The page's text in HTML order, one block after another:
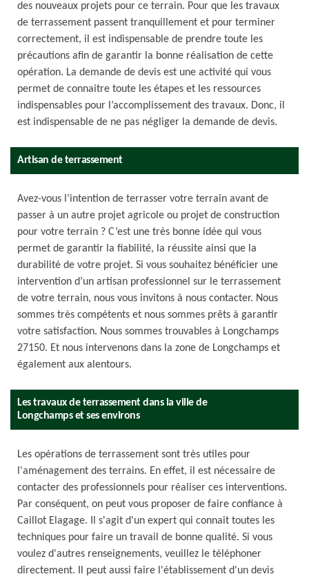
des nouveaux projets pour ce terrain. Pour que les travaux
de terrassement passent tranquillement et pour terminer
correctement, il est indispensable de prendre toute les
précautions afin de garantir la bonne réalisation de cette
opération. La demande de devis est une activité qui vous
permet de connaitre toute les étapes et les ressources
indispensables pour l’accomplissement des travaux. Donc, il
est indispensable de ne pas négliger la demande de devis.
Artisan de terrassement
Avez-vous l’intention de terrasser votre terrain avant de
passer à un autre projet agricole ou projet de construction
pour votre terrain ? C’est une très bonne idée qui vous
permet de garantir la fiabilité, la réussite ainsi que la
durabilité de votre projet. Si vous souhaitez bénéficier une
intervention d’un artisan professionnel sur le terrassement
de votre terrain, nous vous invitons à nous contacter. Nous
sommes très compétents et nous sommes prêts à garantir
votre satisfaction. Nous sommes trouvables à Longchamps
27150. Et nous intervenons dans la zone de Longchamps et
également aux alentours.
Les travaux de terrassement dans la ville de
Longchamps et ses environs
Les opérations de terrassement sont très utiles pour
l'aménagement des terrains. En effet, il est nécessaire de
contacter des professionnels pour réaliser ces interventions.
Par conséquent, on peut vous proposer de faire confiance à
Caillot Elagage. Il s'agit d'un expert qui connait toutes les
techniques pour faire un travail de bonne qualité. Si vous
voulez d'autres renseignements, veuillez le téléphoner
directement. Il peut aussi faire l'établissement d'un devis